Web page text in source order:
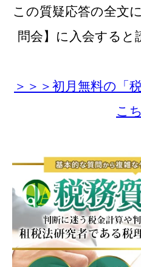
この質疑応答の全文
問会】に入会する
＞＞＞初月無料の「
こ